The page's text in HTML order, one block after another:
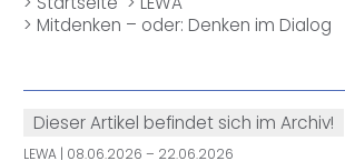
> Mitdenken – oder: Denken im Dialog
Dieser Artikel befindet sich im Archiv!
LEWA | 08.06.2026 – 22.06.2026